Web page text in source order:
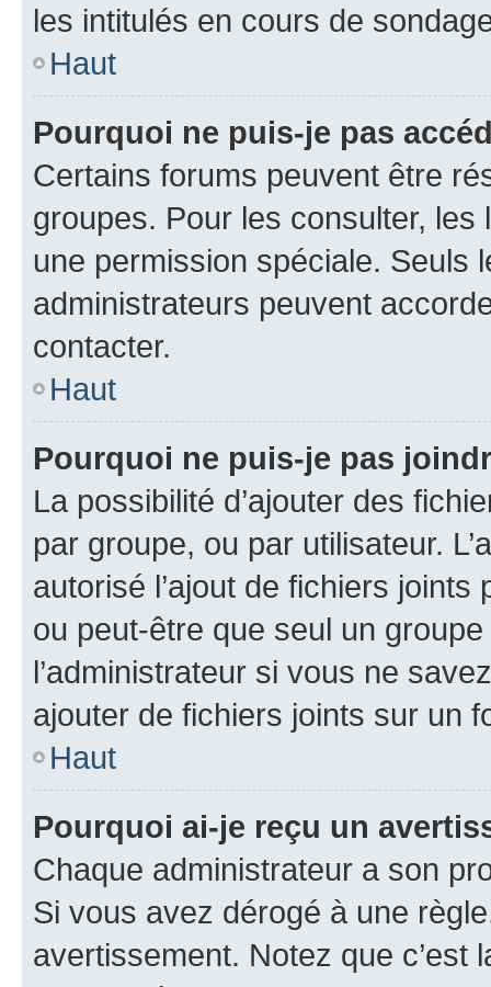
les intitulés en cours de
Haut
Pourquoi ne puis-je pas
Certains forums peuvent être
groupes. Pour les consulter,
une permission spéciale. Seuls
administrateurs peuvent
contacter.
Haut
Pourquoi ne puis-je pas
La possibilité d’ajouter des
par groupe, ou par utilisateur.
autorisé l’ajout de fichiers
ou peut-être que seul un
l’administrateur si vous ne
ajouter de fichiers joints sur un
Haut
Pourquoi ai-je reçu un
Chaque administrateur a son
Si vous avez dérogé à une
avertissement. Notez que c’est